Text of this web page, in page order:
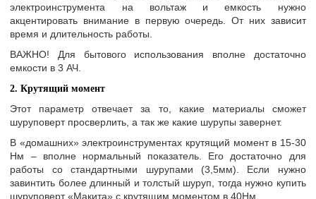
электроинструмента на вольтаж и емкость нужно
акцентировать внимание в первую очередь. От них зависит
время и длительность работы.
ВАЖНО! Для бытового использования вполне достаточно
емкости в 3 АЧ.
2. Крутящий момент
Этот параметр отвечает за то, какие материалы сможет
шуруповерт просверлить, а так же какие шурупы завернет.
В «домашних» электроинструментах крутящий момент в 15-30
Нм – вполне нормальный показатель. Его достаточно для
работы со стандартными шурупами (3,5мм). Если нужно
завинтить более длинный и толстый шуруп, тогда нужно купить
шуруповерт «Макита» с крутящим моментом в 40Нм.